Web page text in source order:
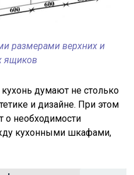
размерами верхних и
ящиков
думают не столько
и дизайне. При этом
о необходимости
кухонными шкафами,